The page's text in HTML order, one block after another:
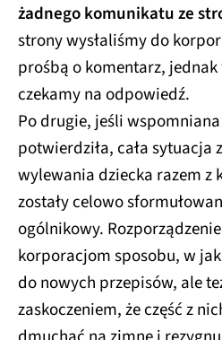
żadnego komunikatu ze
strony wysłaliśmy do
prośbą o komentarz,
czekamy na odpowiedź.
Po drugie, jeśli
potwierdziła, cała sytuacja
wylewania dziecka razem z
zostały celowo
ogólnikowy.
korporacjom sposobu, w
do nowych przepisów, ale
zaskoczeniem, że część z